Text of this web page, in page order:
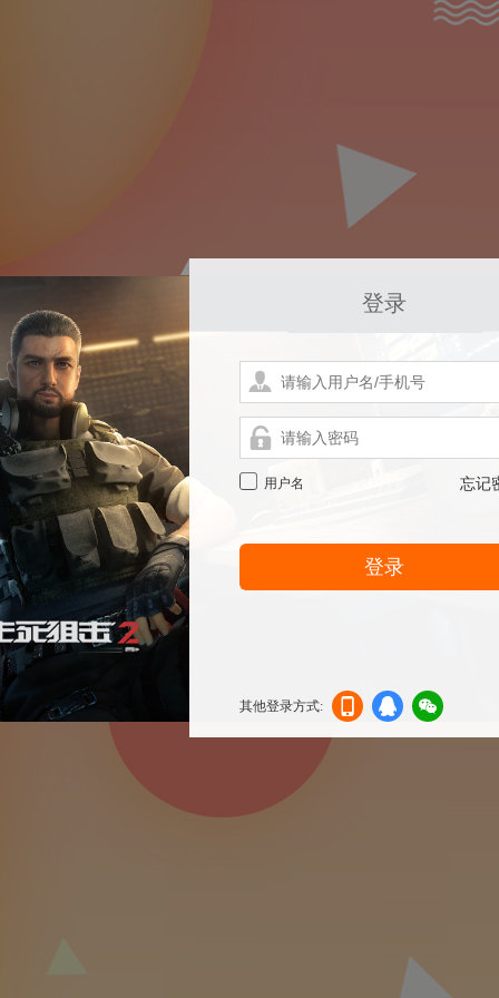
登录
用户名 忘记
登录
其他登录方式:
机登
登录
信登